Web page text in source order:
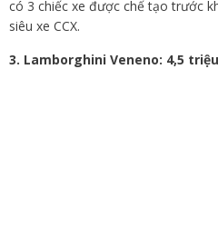
có 3 chiếc xe được chế tạo trước
siêu xe CCX.
3. Lamborghini Veneno: 4,5 triệu